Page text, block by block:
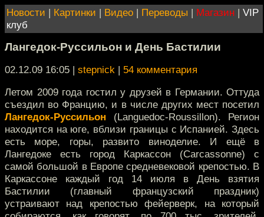
Новости | Картинки | Видео | Переводы | Магазин | VIP
клуб
Лангедок-Руссильон и День Бастилии
02.12.09 16:05 | stepnick | 54 комментария
Летом 2009 года гостил у друзей в Германии. Оттуда
съездил во Францию, и в числе других мест посетил
Лангедок-Руссильон (Languedoc-Roussillon). Регион
находится на юге, вблизи границы с Испанией. Здесь
есть море, горы, развито виноделие. И ещё в
Лангедоке есть город Каркассон (Carcassonne) с
самой большой в Европе средневековой крепостью. В
Каркассоне каждый год 14 июля в День взятия
Бастилии (главный французский праздник)
устраивают над крепостью фейерверк, на который